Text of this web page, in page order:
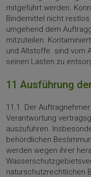
mitgeführt werden.
Bindemittel nicht
umgehend dem
mitzuteilen.
und Altstoffe sind vom
seinen Lasten zu
11 Ausführung
11.1 Der
Verantwortung
auszuführen.
behördlichen
werden wegen ihrer
naturschutzrechtlichen